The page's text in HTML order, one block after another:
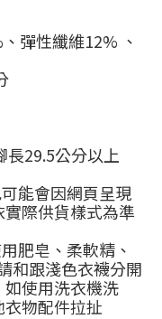
彈性纖維12% 、
29.5公分以上
能會因網頁呈現
際供貨樣式為準
肥皂、柔軟精、
和跟淺色衣襪分開
使用洗衣機洗
物配件拉扯